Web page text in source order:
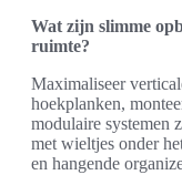
Wat zijn slimme
ruimte?
Maximaliseer
hoekplanken,
modulaire systemen
met wieltjes onder
en hangende